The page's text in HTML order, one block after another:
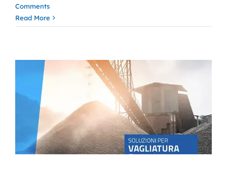
Comments
Read More